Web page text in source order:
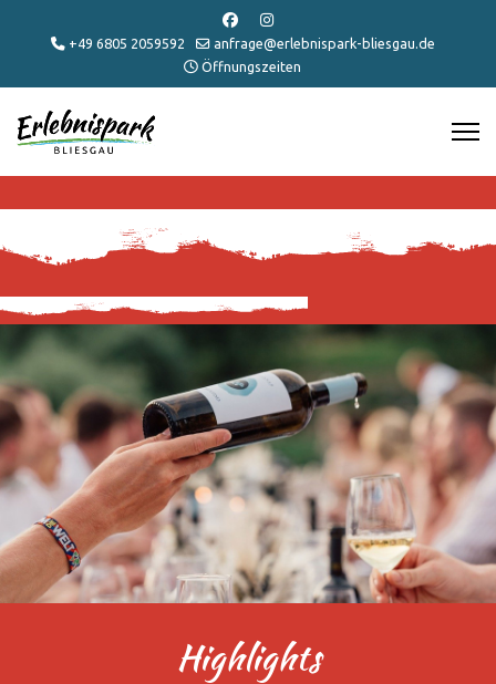
+49 6805 2059592
anfrage@erlebnispark-bliesgau.de
Öffnungszeiten
Highlights